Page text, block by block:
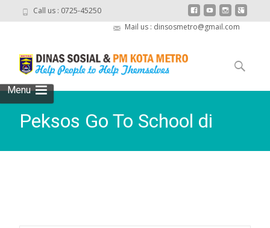
Call us : 0725-45250
Mail us : dinsosmetro@gmail.com
Menu
to
content
Search
Peksos Go To School di